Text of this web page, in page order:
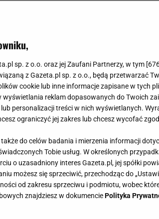
sp. z o.o. oraz jej Zaufani Partnerzy, w tym [
z Gazeta.pl sp. z o.o., będą przetwarzać
cookie lub inne informacje zapisane w tych
reklam dopasowanych do Twoich
personalizacji treści w nich wyświetlanych.
ograniczyć jej zakres lub chcesz wycofać
do celów badania i mierzenia informacji
Tobie usług. W określonych
o uzasadniony interes Gazeta.pl, jej spółki
możesz się sprzeciwić, przechodząc do
od zakresu sprzeciwu i podmiotu, wobec
znajdziesz w dokumenciePolityka